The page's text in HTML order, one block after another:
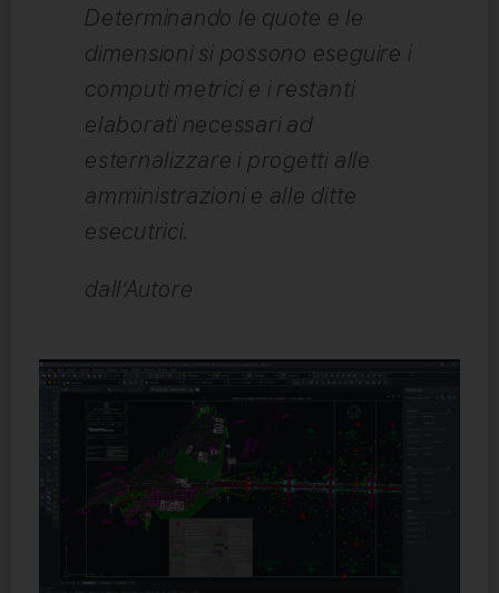
Determinando le quote e le
dimensioni si possono eseguire i
computi metrici e i restanti
elaborati necessari ad
esternalizzare i progetti alle
amministrazioni e alle ditte
esecutrici.
dall’Autore